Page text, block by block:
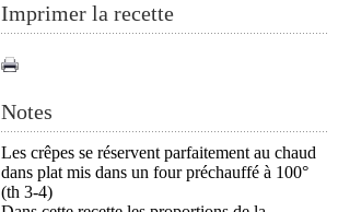
Imprimer la recette
Notes
Les crêpes se réservent parfaitement au chaud
dans plat mis dans un four préchauffé à 100°
(th 3-4)